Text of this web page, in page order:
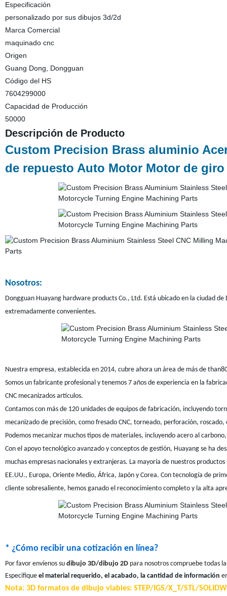
Especificación
personalizado por sus dibujos 3d/2d
Marca Comercial
maquinado cnc
Origen
Guang Dong, Dongguan
Código del HS
7604299000
Capacidad de Producción
50000
Descripción de Producto
Custom Precision Brass aluminio
de repuesto Auto Motor Motor de
Nosotros:
Dongguan Huayang hardware products Co., Ltd. Está ubicado en la ciudad
extremadamente convenientes.
Nuestra empresa, establecida en 2014, cubre ahora un área de más de
Somos un fabricante profesional y tenemos 7 años de experiencia en la
CNC mecanizados artículos.
Contamos con más de 120 unidades de equipos de fabricación, incluyendo
mecanizado de precisión, como fresado CNC, torneado, perforación,
Podemos mecanizar muchos tipos de materiales, incluyendo acero al
Con el apoyo tecnológico avanzado y conceptos de gestión, Huayang se ha
muchas empresas nacionales y extranjeras. La mayoría de nuestros
EE.UU., Europa, Oriente Medio, África, Japón y Corea. Con tecnología de
cliente sobresaliente, hemos ganado el reconocimiento completo y la alta
* ¿Cómo recibir una cotización en línea?
Por favor envíenos sudibujo 3D/dibujo 2Dpara nosotros compruebe todas
Especifiqueel material requerido, el acabado, la cantidad de información
Nota: 3D formatos de dibujo viables: STEP/IGS/X_T/STL/